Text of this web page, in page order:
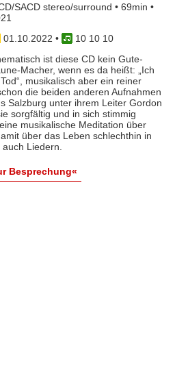
SACD stereo/surround • 69min •
01.10.2022 •
10 10 10
ist diese CD kein Gute-
Macher, wenn es da heißt: „Ich
musikalisch aber ein reiner
die beiden anderen Aufnahmen
Salzburg unter ihrem Leiter Gordon
sorgfältig und in sich stimmig
musikalische Meditation über
über das Leben schlechthin in
Liedern.
Besprechung«